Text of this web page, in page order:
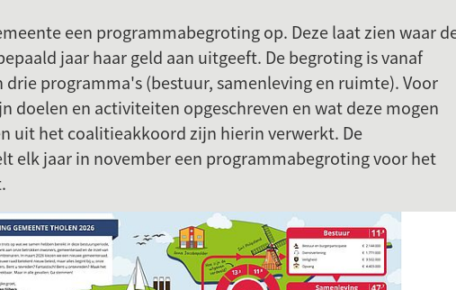
een programmabegroting op. Deze laat zien waar
jaar haar geld aan uitgeeft. De begroting is vanaf
drie programma's (bestuur, samenleving en ruimte). Voor
doelen en activiteiten opgeschreven en wat deze mogen
uit het coalitieakkoord zijn hierin verwerkt. De
elk jaar in november een programmabegroting voor het